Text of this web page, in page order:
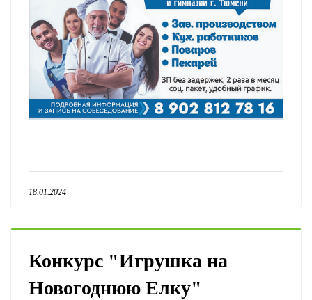
18.01.2024
Конкурс "Игрушка на
Новогоднюю Елку"